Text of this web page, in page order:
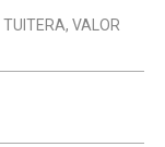
TUITERA, VALOR